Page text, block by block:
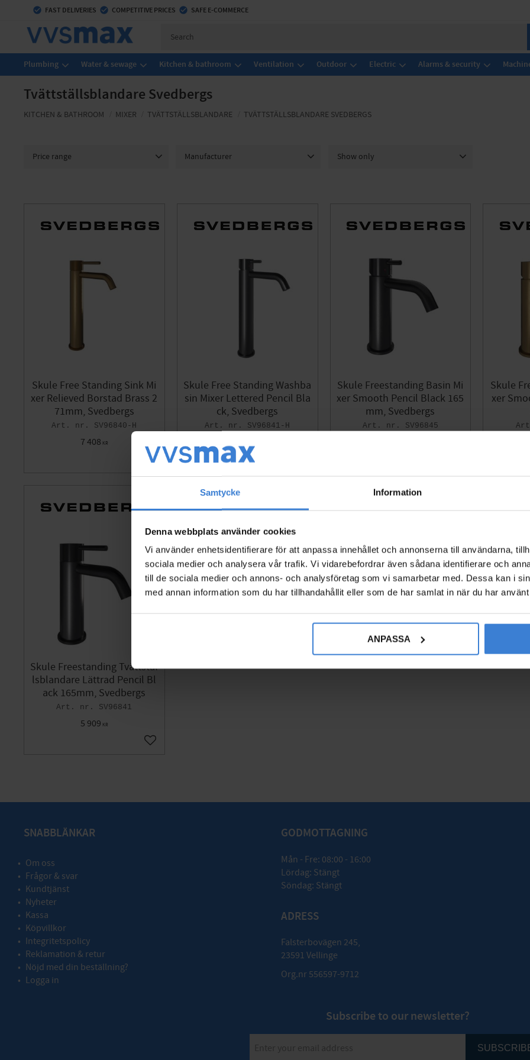
Samtycke Information
Denna webbplats använder cookies
Vi använder enhetsidentifierare för att anpassa innehållet och annonserna till användarna,
sociala medier och analysera vår trafik. Vi vidarebefordrar även sådana identifierare och
till de sociala medier och annons- och analysföretag som vi samarbetar med. Dessa kan i
med annan information som du har tillhandahållit eller som de har samlat in när du har
ANPASSA
check_circle FAST DELIVERIES check_circle COMPETITIVE PRICES check_circle SAFE E-COMMERCE
Plumbing Water & sewage Kitchen & bathroom Ventilation Outdoor Electric Alarms & security
Tvättställsblandare Svedbergs
KITCHEN & BATHROOM MIXER TVÄTTSTÄLLSBLANDARE TVÄTTSTÄLLSBLANDARE SVEDBERGS
Price range Manufacturer Show only
Skule Free Standing Sink Mi
xer Relieved Borstad Brass 2
71mm, Svedbergs
SV96840-H
7 408 KR
Add to favorites
Skule Free Standing Washba
sin Mixer Lettered Pencil Bla
ck, Svedbergs
SV96841-H
Skule Freestanding Basin Mi
xer Smooth Pencil Black 165
mm, Svedbergs
SV96845
Skule
xer
Skule Freestanding Tvättstäl
lsblandare Lättrad Pencil Bl
ack 165mm, Svedbergs
SV96841
5 909 KR
Add to favorites
SNABBLÄNKAR
Om oss
Frågor & svar
Kundtjänst
Nyheter
Kassa
Köpvillkor
Integritetspolicy
Reklamation & retur
Nöjd med din beställning?
Logga in
GODMOTTAGNING
Mån - Fre: 08:00 - 16:00
Lördag: Stängt
Söndag: Stängt
ADRESS
Falsterbovägen 245,
23591 Vellinge
Org.nr 556597-9712
Subscribe to our newsletter?